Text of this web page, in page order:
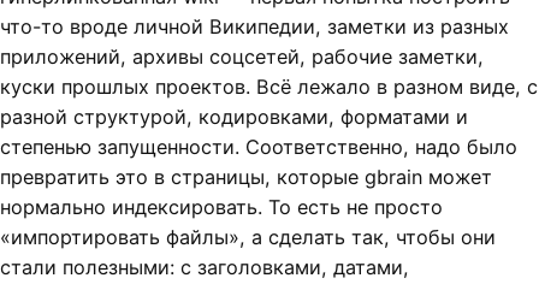
что-то вроде личной Википедии, заметки из разных
приложений, архивы соцсетей, рабочие заметки,
куски прошлых проектов. Всё лежало в разном виде, с
разной структурой, кодировками, форматами и
степенью запущенности. Соответственно, надо было
превратить это в страницы, которые gbrain может
нормально индексировать. То есть не просто
«импортировать файлы», а сделать так, чтобы они
стали полезными: с заголовками, датами,